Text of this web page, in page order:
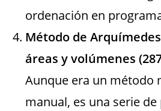
ordenación en
Método de
áreas y volúmenes
Aunque era un método
manual, es una serie de